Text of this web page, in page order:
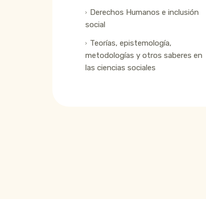
Derechos Humanos e inclusión
social
Teorías, epistemología,
metodologías y otros saberes en
las ciencias sociales